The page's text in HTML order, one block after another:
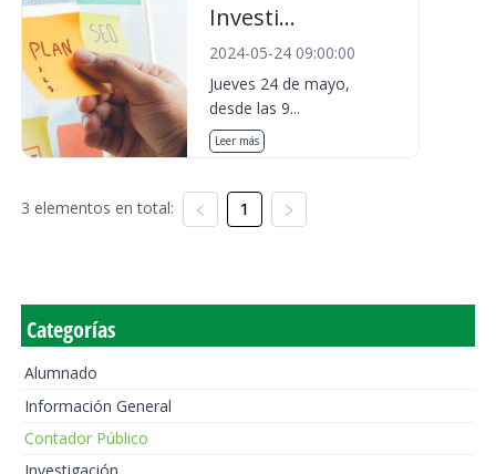
Investi...
2024-05-24 09:00:00
Jueves 24 de mayo,
desde las 9...
Leer más
3 elementos en total: 1
Categorías
Alumnado
Información General
Contador Público